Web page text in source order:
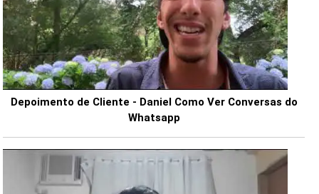
Depoimento de Cliente - Daniel Como Ver Conversas do
Whatsapp